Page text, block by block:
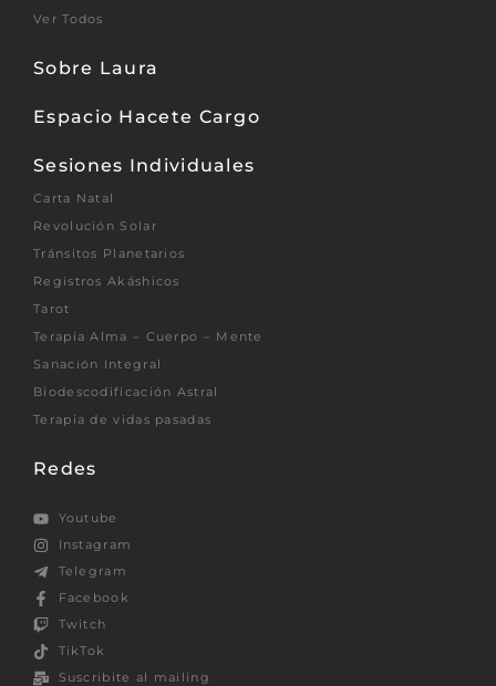
Ver Todos
Sobre Laura
Espacio Hacete Cargo
Sesiones Individuales
Carta Natal
Revolución Solar
Tránsitos Planetarios
Registros Akáshicos
Tarot
Terapia Alma – Cuerpo – Mente
Sanación Integral
Biodescodificación Astral
Terapia de vidas pasadas
Redes
Youtube
Instagram
Telegram
Facebook
Twitch
TikTok
Suscribite al mailing